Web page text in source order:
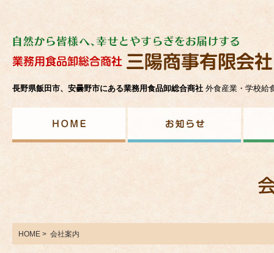
長野県飯田市、安曇野市にある業務用食品卸総合商社 外食産業・学校給
HOME > 会社案内